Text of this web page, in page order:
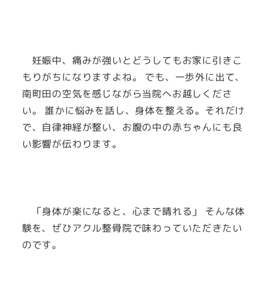
妊娠中、痛みが強いとどうしてもお家に引きこ
もりがちになりますよね。 でも、一歩外に出て、
南町田の空気を感じながら当院へお越しくださ
い。 誰かに悩みを話し、身体を整える。それだけ
で、自律神経が整い、お腹の中の赤ちゃんにも良
い影響が伝わります。
「身体が楽になると、心まで晴れる」 そんな体
験を、ぜひアクル整骨院で味わっていただきたい
のです。